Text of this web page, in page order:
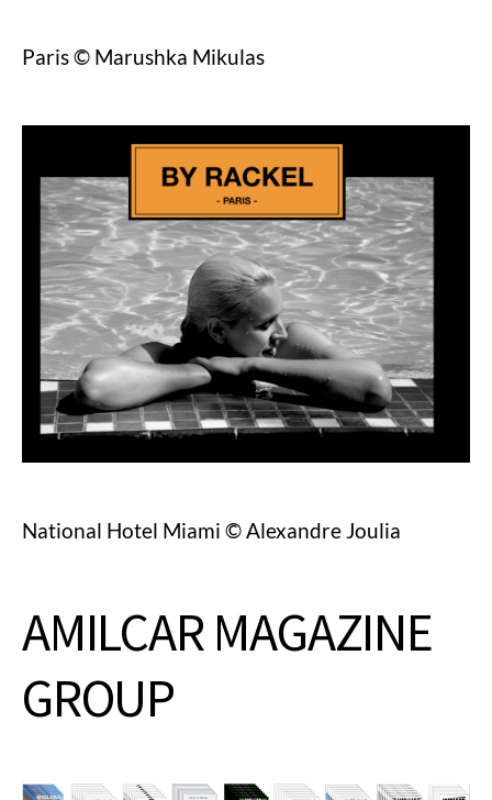
Paris © Marushka Mikulas
National Hotel Miami © Alexandre Joulia
AMILCAR MAGAZINE
GROUP